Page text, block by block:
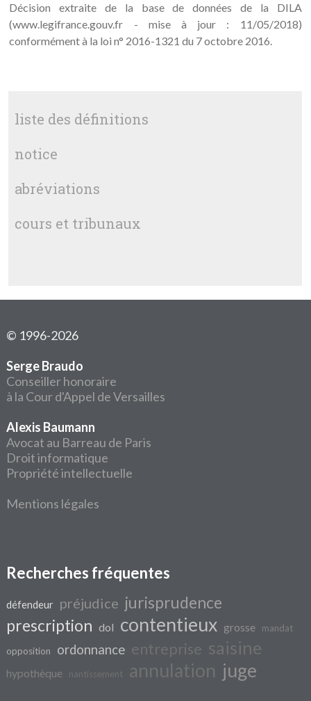
Décision extraite de la base de données de la DILA
(www.legifrance.gouv.fr - mise à jour : 11/05/2018)
conformément à la loi n° 2016-1321 du 7 octobre 2016.
liste des définitions
notice
abréviations
cours et tribunaux
© 1996-2026
Serge Braudo
Conseiller honoraire
à la Cour d'Appel de Versailles
Alexis Baumann
Avocat au Barreau de Paris
Droit informatique
Propriété intellectuelle
Mentions légales
Recherches fréquentes
défendeur préjudice jurisprudence
prescription dol contentieux grosse mandat
opposition ordonnance entreprise saisine
hypothèque nantissement annulation juge